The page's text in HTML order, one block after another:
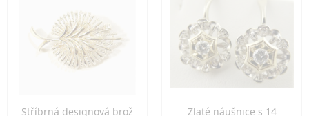
Stříbrná designová brož
Zlaté náušnice s 14